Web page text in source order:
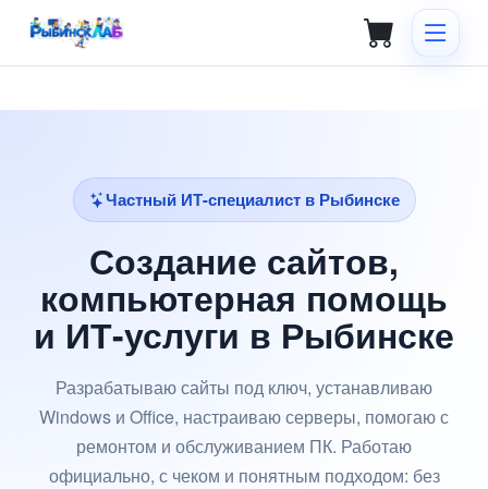
Частный ИТ-специалист в Рыбинске
Создание сайтов,
компьютерная помощь
и ИТ-услуги в Рыбинске
Разрабатываю сайты под ключ, устанавливаю
Windows и Office, настраиваю серверы, помогаю с
ремонтом и обслуживанием ПК. Работаю
официально, с чеком и понятным подходом: без